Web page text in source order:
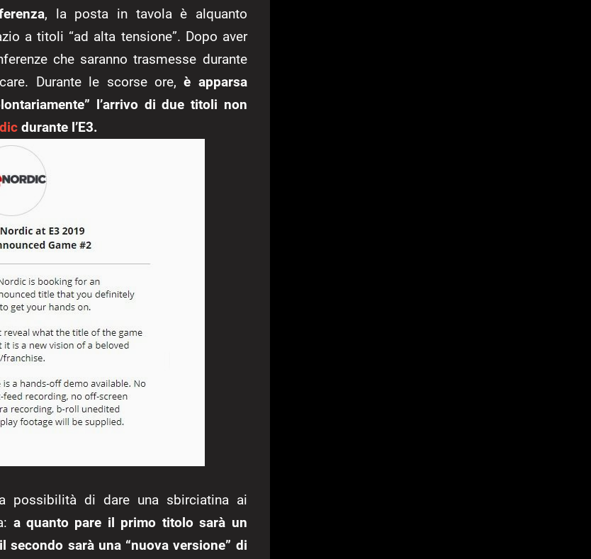
, la posta in tavola è alquanto
a titoli “ad alta tensione”. Dopo aver
che saranno trasmesse durante
Durante le scorse ore,è apparsa
l’arrivo di due titoli non
durante l’E3.
possibilità di dare una sbirciatina ai
a quanto pare il primo titolo sarà un
sarà una “nuova versione” di